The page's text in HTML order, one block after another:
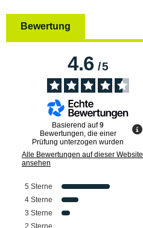
Bewertung
4.6/5
Basierend auf9
Bewertungen, die einer
Prüfung unterzogen wurden
Alle Bewertungen auf dieser Website
ansehen
5 Sterne
4 Sterne
3 Sterne
2 Sterne